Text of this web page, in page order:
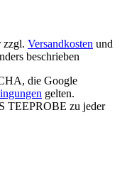
zzgl. Versandkosten und
beschrieben
die Google
gelten.
TEEPROBE zu jeder